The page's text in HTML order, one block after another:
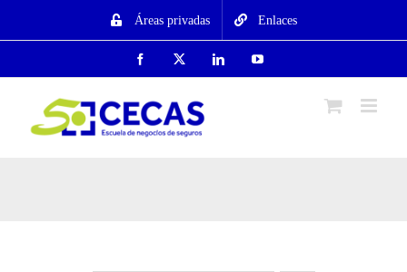
Áreas privadas Enlaces
Facebook LinkedInYouTube